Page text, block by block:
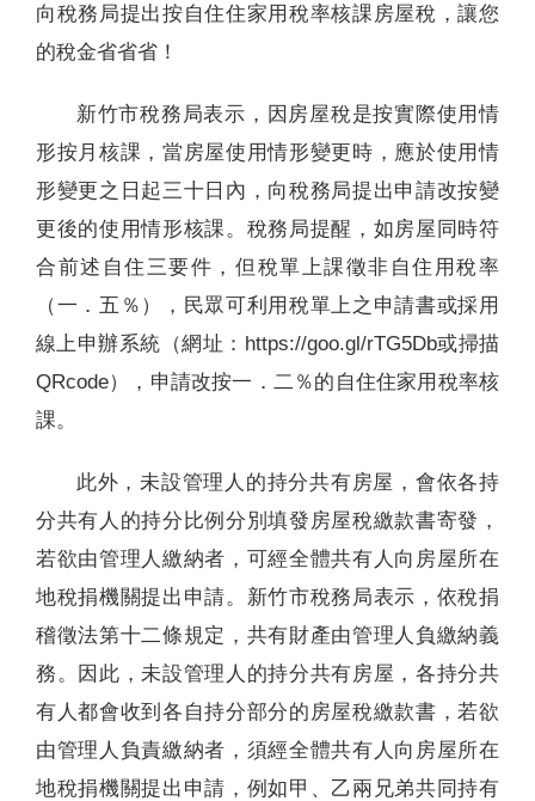
向稅務局提出按自住住家用稅率核課房屋稅，讓您
的稅金省省省！
新竹市稅務局表示，因房屋稅是按實際使用情
形按月核課，當房屋使用情形變更時，應於使用情
形變更之日起三十日內，向稅務局提出申請改按變
更後的使用情形核課。稅務局提醒，如房屋同時符
合前述自住三要件，但稅單上課徵非自住用稅率
（一．五％），民眾可利用稅單上之申請書或採用
線上申辦系統（網址：https://goo.gl/rTG5Db或掃描
QRcode），申請改按一．二％的自住住家用稅率核
課。
此外，未設管理人的持分共有房屋，會依各持
分共有人的持分比例分別填發房屋稅繳款書寄發，
若欲由管理人繳納者，可經全體共有人向房屋所在
地稅捐機關提出申請。新竹市稅務局表示，依稅捐
稽徵法第十二條規定，共有財產由管理人負繳納義
務。因此，未設管理人的持分共有房屋，各持分共
有人都會收到各自持分部分的房屋稅繳款書，若欲
由管理人負責繳納者，須經全體共有人向房屋所在
地稅捐機關提出申請，例如甲、乙兩兄弟共同持有